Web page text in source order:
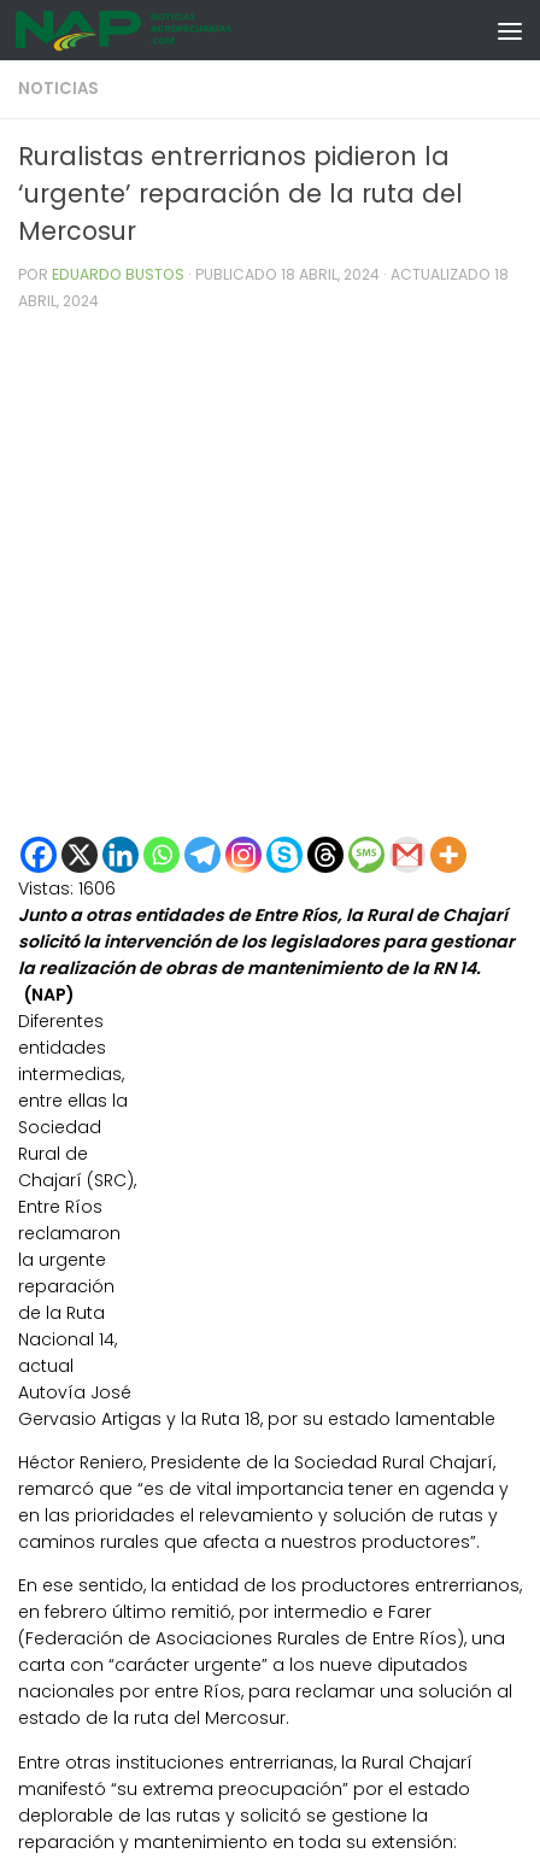
Skip to content
NOTICIAS
Ruralistas entrerrianos pidieron la
‘urgente’ reparación de la ruta del
Mercosur
POR EDUARDO BUSTOS · PUBLICADO 18 ABRIL, 2024 · ACTUALIZADO 18
ABRIL, 2024
Vistas: 1606
Junto a otras entidades de Entre Ríos, la Rural de Chajarí
solicitó la intervención de los legisladores para gestionar
la realización de obras de mantenimiento de la RN 14.
(NAP)
Diferentes
entidades
intermedias,
entre ellas la
Sociedad
Rural de
Chajarí (SRC),
Entre Ríos
reclamaron
la urgente
reparación
de la Ruta
Nacional 14,
actual
Autovía José
Gervasio Artigas y la Ruta 18, por su estado lamentable
Héctor Reniero, Presidente de la Sociedad Rural Chajarí,
remarcó que “es de vital importancia tener en agenda y
en las prioridades el relevamiento y solución de rutas y
caminos rurales que afecta a nuestros productores”.
En ese sentido, la entidad de los productores entrerrianos,
en febrero último remitió, por intermedio e Farer
(Federación de Asociaciones Rurales de Entre Ríos), una
carta con “carácter urgente” a los nueve diputados
nacionales por entre Ríos, para reclamar una solución al
estado de la ruta del Mercosur.
Entre otras instituciones entrerrianas, la Rural Chajarí
manifestó “su extrema preocupación” por el estado
deplorable de las rutas y solicitó se gestione la
reparación y mantenimiento en toda su extensión: